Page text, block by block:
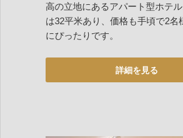
高の立地にあるアパート型ホテ
は32平米あり、価格も手頃で2名
にぴったりです。